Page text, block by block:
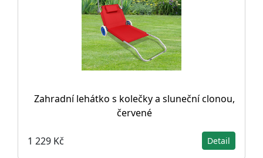
Zahradní lehátko s kolečky a sluneční clonou,
červené
1 229 Kč Detail